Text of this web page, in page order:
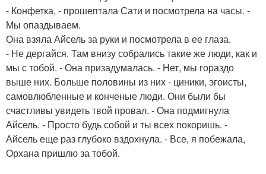
- Конфетка, - прошептала Сати и посмотрела на часы. -
Мы опаздываем.
Она взяла Айсель за руки и посмотрела в ее глаза.
- Не дергайся. Там внизу собрались такие же люди, как и
мы с тобой. - Она призадумалась. - Нет, мы гораздо
выше них. Больше половины из них - циники, эгоисты,
самовлюбленные и конченые люди. Они были бы
счастливы увидеть твой провал. - Она подмигнула
Айсель. - Просто будь собой и ты всех покоришь. -
Айсель еще раз глубоко вздохнула. - Все, я побежала,
Орхана пришлю за тобой.